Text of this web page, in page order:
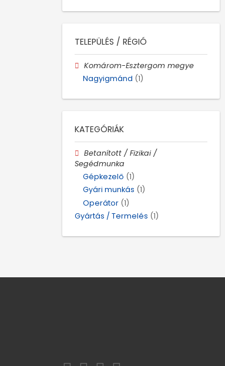
TELEPÜLÉS / RÉGIÓ
Komárom-Esztergom megye
Nagyigmánd (1)
KATEGÓRIÁK
Betanított / Fizikai /
Segédmunka
Gépkezelő (1)
Gyári munkás (1)
Operátor (1)
Gyártás / Termelés (1)